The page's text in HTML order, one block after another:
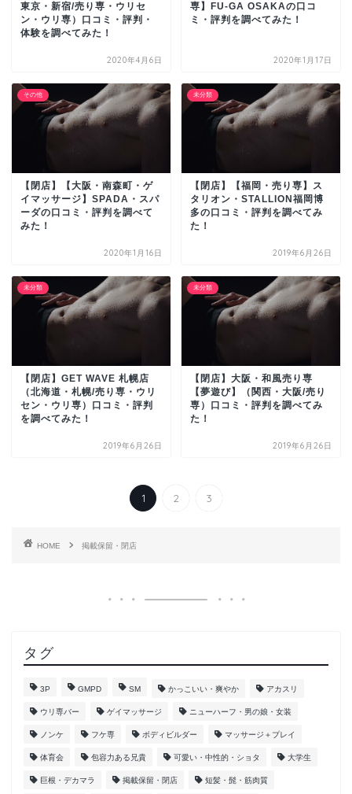
東京・新宿/売り専・ウリセ
ン・ウリ専）口コミ・評判・
体験を調べてみた！
2020年4月6日
専】FU-GA OSAKAの口コ
ミ・評判を調べてみた！
2020年1月17日
その他
【閉店】【大阪・南森町・ゲ
イマッサージ】SPADA・スパ
ーダの口コミ・評判を調べて
みた！
2020年1月16日
未分類
【閉店】【福岡・売り専】ス
タリオン・STALLION福岡博
多の口コミ・評判を調べてみ
た！
2019年6月26日
未分類
【閉店】GET WAVE 札幌店
（北海道・札幌/売り専・ウリ
セン・ウリ専）口コミ・評判
を調べてみた！
2019年6月26日
未分類
【閉店】大阪・和風売り専
【夢遊び】（関西・大阪/売り
専）口コミ・評判を調べてみ
た！
2019年6月26日
1 2 3
HOME 掲載保留・閉店
タグ
3P GMPD SM かっこいい・爽やか アカスリ
ウリ専バー ゲイマッサージ ニューハーフ・男の娘・女装
ノンケ フケ専 ボディビルダー マッサージ＋プレイ
体育会 包容力ある兄貴 可愛い・中性的・ショタ 大学生
巨根・デカマラ 掲載保留・閉店 短髪・髭・筋肉質